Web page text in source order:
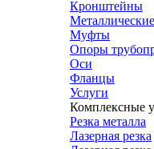
Кронштейны
Муфты
Опоры
Оси
Фланцы
Услуги
Комплексные
Резка металла
Лазерная резка